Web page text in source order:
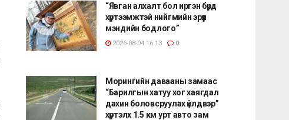
“Явган алхалт бол иргэн бүрд
хүртээмжтэй нийгмийн эрүүл
мэндийн бодлого”
2026-08-04 16:13 0
Морингийн давааны замаас
“Барилгын хатуу хог хаягдал
дахин боловсруулах үйлдвэр”
хүртэлх 1.5 км урт авто зам